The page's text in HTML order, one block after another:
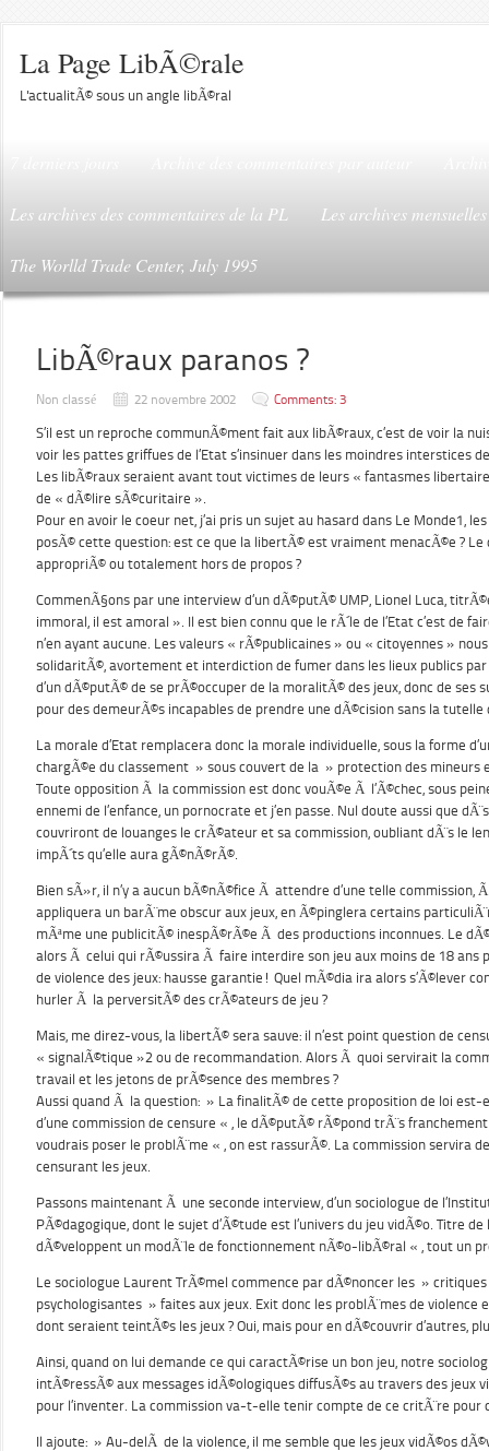
La Page LibÃ©rale
L'actualitÃ© sous un angle libÃ©ral
Les archives des commentaires de la PL Les archives
The Worlld Trade Center, July 1995
LibÃ©raux paranos ?
Non classé 22 novembre 2002 Comments: 3
S’il est un reproche communÃ©ment fait aux libÃ©raux, c’est de voir la
voir les pattes griffues de l’Etat s’insinuer dans les moindres interstices
Les libÃ©raux seraient avant tout victimes de leurs « fantasmes
de « dÃ©lire sÃ©curitaire ».
Pour en avoir le coeur net, j’ai pris un sujet au hasard dans Le Monde1,
posÃ© cette question: est ce que la libertÃ© est vraiment menacÃ©e ?
appropriÃ© ou totalement hors de propos ?
CommenÃ§ons par une interview d’un dÃ©putÃ© UMP, Lionel Luca,
immoral, il est amoral ». Il est bien connu que le rÃ´le de l’Etat c’est de
n’en ayant aucune. Les valeurs « rÃ©publicaines » ou « citoyennes »
solidaritÃ©, avortement et interdiction de fumer dans les lieux publics
d’un dÃ©putÃ© de se prÃ©occuper de la moralitÃ© des jeux, donc de ses
pour des demeurÃ©s incapables de prendre une dÃ©cision sans la tutelle
La morale d’Etat remplacera donc la morale individuelle, sous la forme
chargÃ©e du classement » sous couvert de la » protection des mineurs
Toute opposition Ã la commission est donc vouÃ©e Ã l’Ã©chec, sous
ennemi de l’enfance, un pornocrate et j’en passe. Nul doute aussi que
couvriront de louanges le crÃ©ateur et sa commission, oubliant dÃ¨s le
impÃ´ts qu’elle aura gÃ©nÃ©rÃ©.
Bien sÃ»r, il n’y a aucun bÃ©nÃ©fice Ã attendre d’une telle commission,
appliquera un barÃ¨me obscur aux jeux, en Ã©pinglera certains
mÃªme une publicitÃ© inespÃ©rÃ©e Ã des productions inconnues. Le
alors Ã celui qui rÃ©ussira Ã faire interdire son jeu aux moins de 18 ans
de violence des jeux: hausse garantie! Quel mÃ©dia ira alors s’Ã©lever
hurler Ã la perversitÃ© des crÃ©ateurs de jeu ?
Mais, me direz-vous, la libertÃ© sera sauve: il n’est point question de
« signalÃ©tique »2 ou de recommandation. Alors Ã quoi servirait la
travail et les jetons de prÃ©sence des membres ?
Aussi quand Ã la question: » La finalitÃ© de cette proposition de loi est-
d’une commission de censure « , le dÃ©putÃ© rÃ©pond trÃ¨s
voudrais poser le problÃ¨me « , on est rassurÃ©. La commission servira
censurant les jeux.
Passons maintenant Ã une seconde interview, d’un sociologue de
PÃ©dagogique, dont le sujet d’Ã©tude est l’univers du jeu vidÃ©o. Titre
dÃ©veloppent un modÃ¨le de fonctionnement nÃ©o-libÃ©ral « , tout un
Le sociologue Laurent TrÃ©mel commence par dÃ©noncer les »
psychologisantes » faites aux jeux. Exit donc les problÃ¨mes de violence
dont seraient teintÃ©s les jeux ? Oui, mais pour en dÃ©couvrir d’autres,
Ainsi, quand on lui demande ce qui caractÃ©rise un bon jeu, notre
intÃ©ressÃ© aux messages idÃ©ologiques diffusÃ©s au travers des jeux
pour l’inventer. La commission va-t-elle tenir compte de ce critÃ¨re pour
Il ajoute: » Au-delÃ de la violence, il me semble que les jeux vidÃ©os